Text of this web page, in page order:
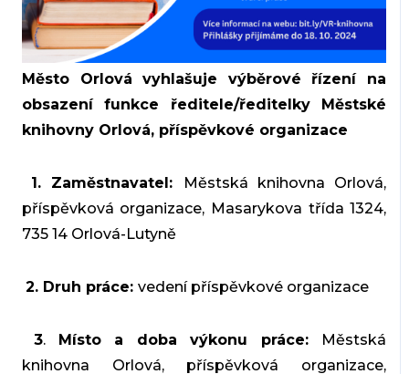
Město Orlová vyhlašuje výběrové řízení na
obsazení funkce ředitele/ředitelky Městské
knihovny Orlová, příspěvkové organizace
1. Zaměstnavatel:
Městská knihovna Orlová,
příspěvková organizace, Masarykova třída 1324,
735 14 Orlová-Lutyně
2. Druh práce: vedení příspěvkové organizace
3. Místo a doba výkonu práce:
Městská
knihovna Orlová, příspěvková organizace,